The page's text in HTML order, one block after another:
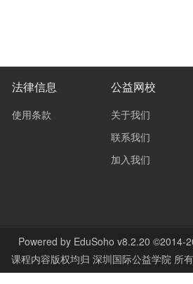
法律信息
使用条款
公益网校
关于我们
联系我们
加入我们
Powered by EduSoho v8.2.20 ©2014-
课程内容版权均归 深圳国际公益学院 所有